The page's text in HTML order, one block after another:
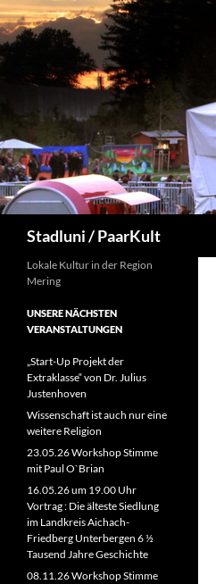
Stadluni / PaarKult
Lokale Kultur in der Region
Mering
UNSERE NÄCHSTEN
VERANSTALTUNGEN
„Start-Up Projekt der
Extraklasse“ von Dr. Julius
Justenhoven
Wissenschaft ist auch nur eine
weitere Religion
23.05.26 Workshop Stimme
mit Paul O`Brian
16.05.26 um 19.00 Uhr
Vortrag : Die älteste Siedlung
im Landkreis Aichach-
Friedberg Unterbergen 6 ½
Tausend Jahre Geschichte
08.11.26 Workshop Stimme